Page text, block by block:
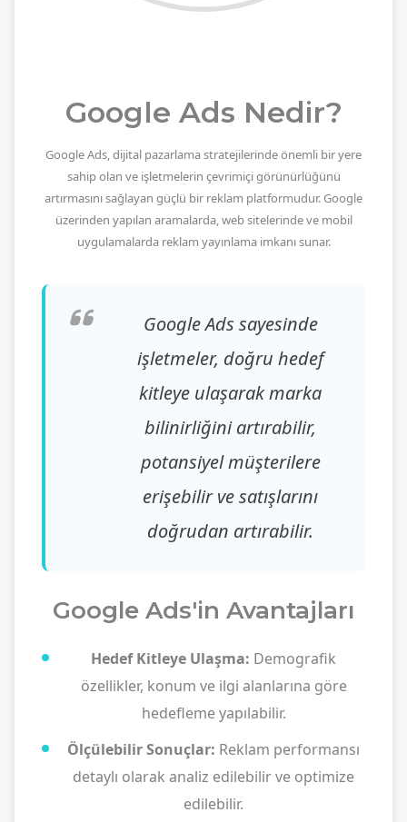
Google Ads Nedir?
Google Ads, dijital pazarlama stratejilerinde önemli bir yere
sahip olan ve işletmelerin çevrimiçi görünürlüğünü
artırmasını sağlayan güçlü bir reklam platformudur. Google
üzerinden yapılan aramalarda, web sitelerinde ve mobil
uygulamalarda reklam yayınlama imkanı sunar.
Google Ads sayesinde
işletmeler, doğru hedef
kitleye ulaşarak marka
bilinirliğini artırabilir,
potansiyel müşterilere
erişebilir ve satışlarını
doğrudan artırabilir.
Google Ads'in Avantajları
Hedef Kitleye Ulaşma: Demografik
özellikler, konum ve ilgi alanlarına göre
hedefleme yapılabilir.
Ölçülebilir Sonuçlar: Reklam performansı
detaylı olarak analiz edilebilir ve optimize
edilebilir.